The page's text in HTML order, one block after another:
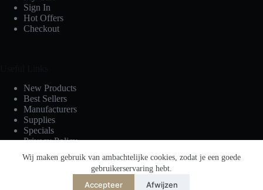
Wij maken gebruik van ambachtelijke cookies, zodat je een goede
gebruikerservaring hebt.
Accepteer Afwijzen
Sign In
Hot Offers
Checkout
New Products
Best Sellers
Manufacturers
Supplies
Specials
Privacy Policy